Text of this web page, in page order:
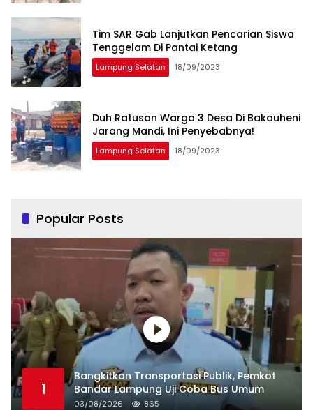
Tim SAR Gab Lanjutkan Pencarian Siswa
Tenggelam Di Pantai Ketang
Lampung Selatan 18/09/2023
Duh Ratusan Warga 3 Desa Di Bakauheni
Jarang Mandi, Ini Penyebabnya!
Lampung Selatan 18/09/2023
Popular Posts
1
Bangkitkan Transportasi Publik, Pemkot
Bandar Lampung Uji Coba Bus Umum
03/08/2026 865